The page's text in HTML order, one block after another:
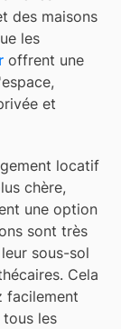
des maisons
les
offrent une
et
locatif
chère,
une option
sont très
sous-sol
Cela
facilement
les